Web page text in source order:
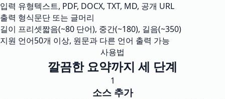
입력 유형텍스트, PDF, DOCX, TXT, MD, 공개 URL
출력 형식문단 또는 글머리
길이 프리셋짧음(~80 단어), 중간(~180), 길음(~350)
지원 언어50개 이상, 원문과 다른 언어 출력 가능
사용법
깔끔한 요약까지 세 단계
1
소스 추가